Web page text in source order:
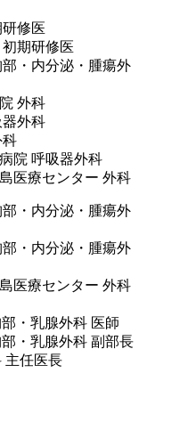
修医
期研修医
・内分泌・腫瘍外
外科
外科
科
院 呼吸器外科
医療センター 外科
・内分泌・腫瘍外
・内分泌・腫瘍外
医療センター 外科
・乳腺外科 医師
・乳腺外科 副部長
主任医長